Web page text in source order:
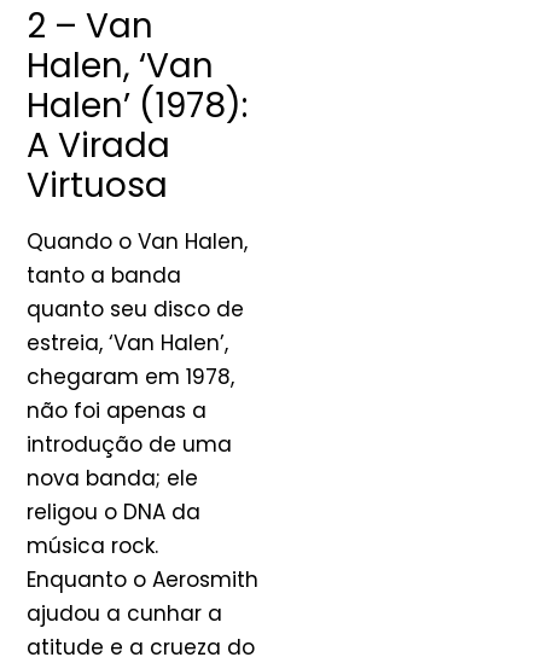
2 – Van
Halen, ‘Van
Halen’ (1978):
A Virada
Virtuosa
Quando o Van Halen,
tanto a banda
quanto seu disco de
estreia, ‘Van Halen’,
chegaram em 1978,
não foi apenas a
introdução de uma
nova banda; ele
religou o DNA da
música rock.
Enquanto o Aerosmith
ajudou a cunhar a
atitude e a crueza do